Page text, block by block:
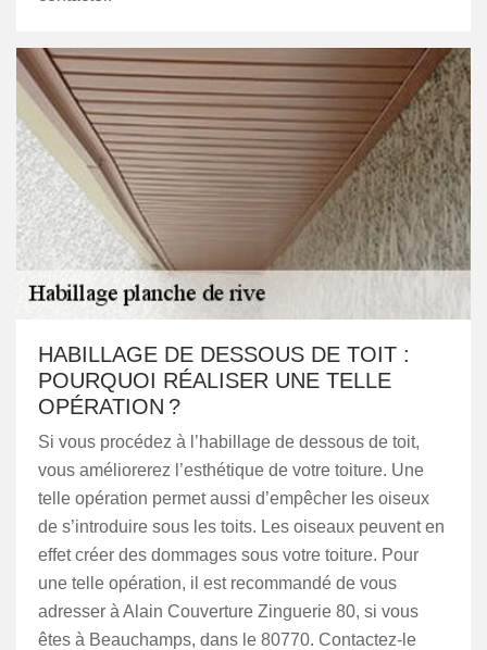
HABILLAGE DE DESSOUS DE TOIT :
POURQUOI RÉALISER UNE TELLE
OPÉRATION ?
Si vous procédez à l’habillage de dessous de toit,
vous améliorerez l’esthétique de votre toiture. Une
telle opération permet aussi d’empêcher les oiseux
de s’introduire sous les toits. Les oiseaux peuvent en
effet créer des dommages sous votre toiture. Pour
une telle opération, il est recommandé de vous
adresser à Alain Couverture Zinguerie 80, si vous
êtes à Beauchamps, dans le 80770. Contactez-le